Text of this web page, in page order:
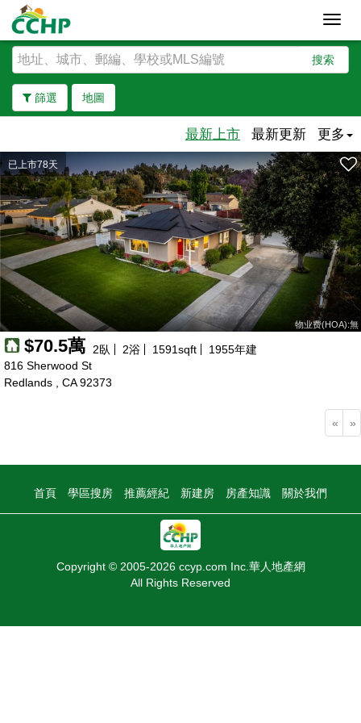
搜索
篩選 地圖
去除邊界
最新上市 最新更新 更多
已上市78天
物业费(HOA):無
$70.5萬 2臥 2浴 1591sqft 1955年建
816 Sherwood St
Redlands , CA 92373
« »
首頁 學區搜房 推薦經紀 新建房 房產知識 關於我們
Copyright © 2005-2026 ccyp.com Inc.華人地產網
All Rights Reserved